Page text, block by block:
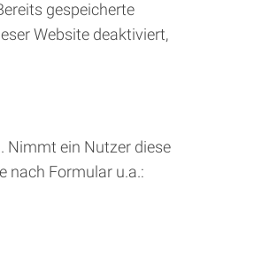
gespeicherte
Website deaktiviert,
Nimmt ein Nutzer diese
nach Formular u.a.: